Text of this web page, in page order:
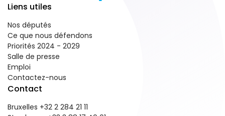
Liens utiles
Nos députés
Ce que nous défendons
Priorités 2024 - 2029
Salle de presse
Emploi
Contactez-nous
Contact
Bruxelles +32 2 284 21 11